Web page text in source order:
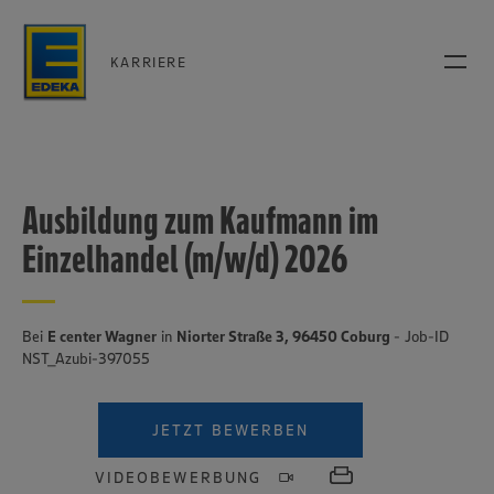
KARRIERE
Ausbildung zum Kaufmann im
Einzelhandel (m/w/d) 2026
Bei E center Wagner in Niorter Straße 3, 96450 Coburg - Job-ID
NST_Azubi-397055
JETZT BEWERBEN
VIDEOBEWERBUNG